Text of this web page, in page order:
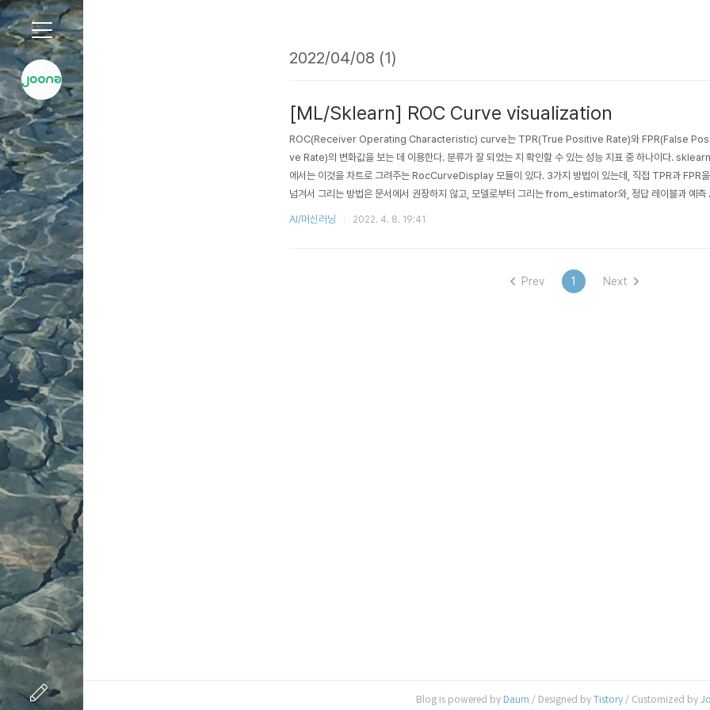
'2022/04/08 글 목록
2022/04/08 (1)
[ML/Sklearn] ROC Curve visualization
ROC(Receiver Operating Characteristic) curve는 TPR(True Positive Rate)와 FPR(False
ve Rate)의 변화값을 보는 데 이용한다. 분류가 잘 되었는 지 확인할 수 있는 성능 지표 중 하나이다. sklearn
에서는 이것을 차트로 그려주는 RocCurveDisplay 모듈이 있다. 3가지 방법이 있는데, 직접 TPR과 FPR을
넘겨서 그리는 방법은 문서에서 권장하지 않고, 모델로부터 그리는 from_estimator와, 정답 레이블과 예측
이블을 넘겨서 그리는 from_predictions를 권장하고 있다. import matplotlib.pyplot as plt from skle
AI/머신러닝 2022. 4. 8. 19:41
Prev 1 Next
Blog is powered by Daum / Designed by Tistory/ Customized by